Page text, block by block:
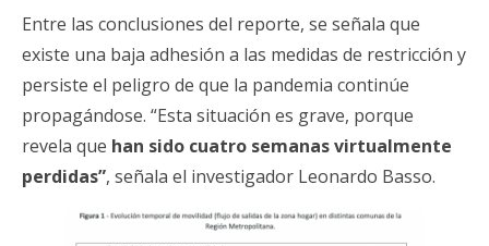
Entre las conclusiones del reporte, se señala que
existe una baja adhesión a las medidas de restricción y
persiste el peligro de que la pandemia continúe
propagándose. “Esta situación es grave, porque
revela que han sido cuatro semanas virtualmente
perdidas”, señala el investigador Leonardo Basso.